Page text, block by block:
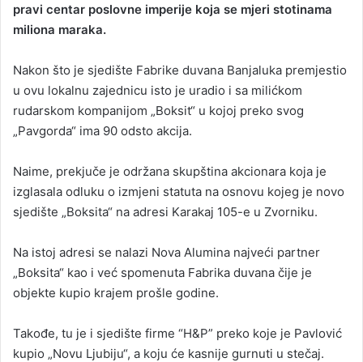
pravi centar poslovne imperije koja se mjeri stotinama
miliona maraka.
Nakon što je sjedište Fabrike duvana Banjaluka premjestio
u ovu lokalnu zajednicu isto je uradio i sa milićkom
rudarskom kompanijom „Boksit“ u kojoj preko svog
„Pavgorda“ ima 90 odsto akcija.
Naime, prekjuče je održana skupština akcionara koja je
izglasala odluku o izmjeni statuta na osnovu kojeg je novo
sjedište „Boksita“ na adresi Karakaj 105-e u Zvorniku.
Na istoj adresi se nalazi Nova Alumina najveći partner
„Boksita“ kao i već spomenuta Fabrika duvana čije je
objekte kupio krajem prošle godine.
Takođe, tu je i sjedište firme “H&P” preko koje je Pavlović
kupio „Novu Ljubiju“, a koju će kasnije gurnuti u stečaj.